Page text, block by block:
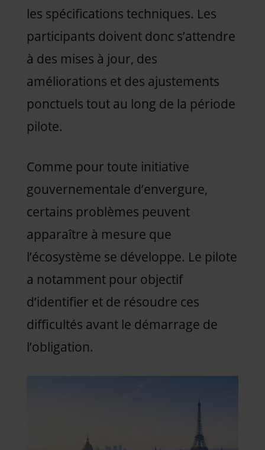
les spécifications techniques. Les
participants doivent donc s’attendre
à des mises à jour, des
améliorations et des ajustements
ponctuels tout au long de la période
pilote.
Comme pour toute initiative
gouvernementale d’envergure,
certains problèmes peuvent
apparaître à mesure que
l’écosystème se développe. Le pilote
a notamment pour objectif
d’identifier et de résoudre ces
difficultés avant le démarrage de
l’obligation.